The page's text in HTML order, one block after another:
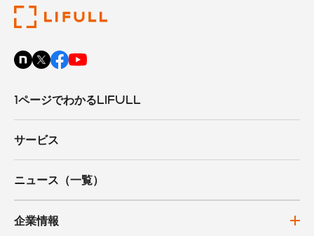
1ページでわかるLIFULL
サービス
ニュース（一覧）
企業情報